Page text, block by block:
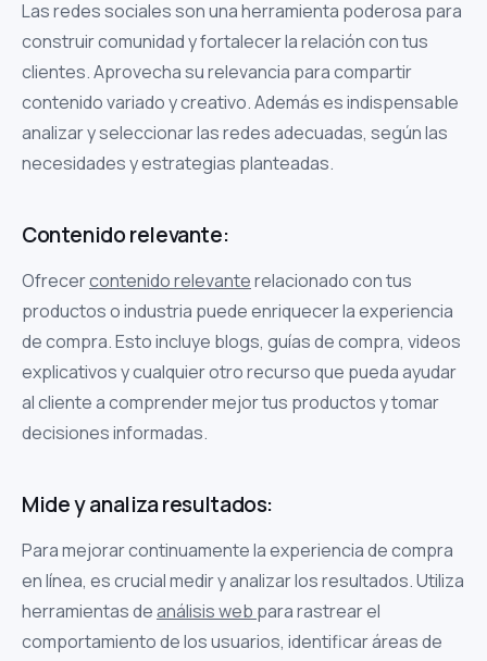
Las redes sociales son una herramienta poderosa para
construir comunidad y fortalecer la relación con tus
clientes. Aprovecha su relevancia para compartir
contenido variado y creativo. Además es indispensable
analizar y seleccionar las redes adecuadas, según las
necesidades y estrategias planteadas.
Contenido relevante:
Ofrecercontenido relevanterelacionado con tus
productos o industria puede enriquecer la experiencia
de compra. Esto incluye blogs, guías de compra, videos
explicativos y cualquier otro recurso que pueda ayudar
al cliente a comprender mejor tus productos y tomar
decisiones informadas.
Mide y analiza resultados:
Para mejorar continuamente la experiencia de compra
en línea, es crucial medir y analizar los resultados. Utiliza
herramientas deanálisis web para rastrear el
comportamiento de los usuarios, identificar áreas de